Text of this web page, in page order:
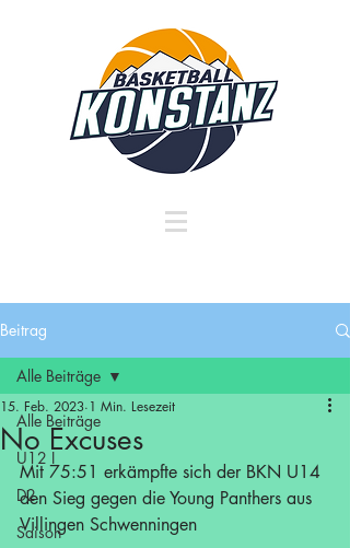
Beitrag
Alle Beiträge
U12 I
D2
Saison
Alle Beiträge
No Excuses
15. Feb. 2023 1 Min. Lesezeit
Mit 75:51 erkämpfte sich der BKN U14
den Sieg gegen die Young Panthers aus
Villingen Schwenningen